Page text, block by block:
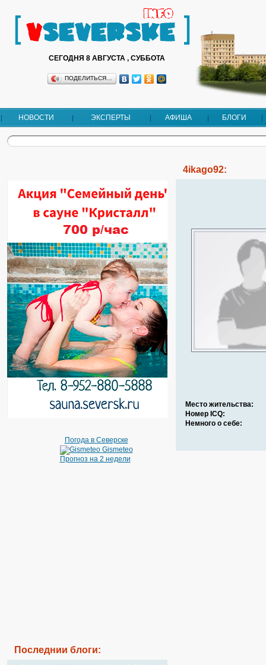
СЕГОДНЯ 8 АВГУСТА , СУББОТА
ПОДЕЛИТЬСЯ…
НОВОСТИ ЭКСПЕРТЫ АФИША БЛОГИ
Погода в Северске
Gismeteo
Прогноз на 2 недели
Последнии блоги:
4ikago92:
Место жительства:
Номер ICQ:
Немного о себе: